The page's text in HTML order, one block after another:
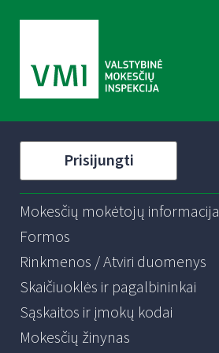
Prisijungti
Mokesčių mokėtojų informacija
Formos
Rinkmenos / Atviri duomenys
Skaičiuoklės ir pagalbininkai
Sąskaitos ir įmokų kodai
Mokesčių žinynas